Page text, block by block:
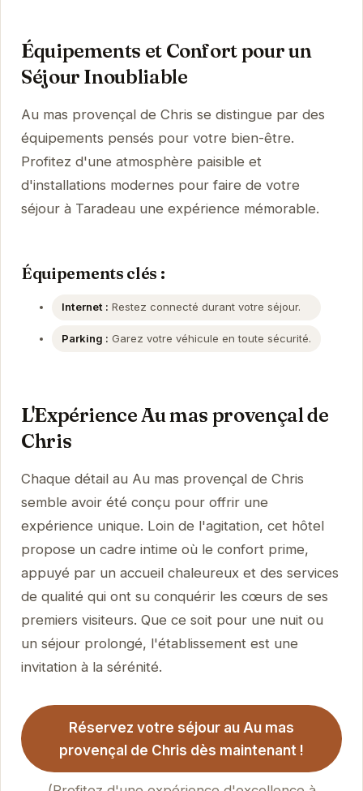
Équipements et Confort pour un
Séjour Inoubliable
Au mas provençal de Chris se distingue par des
équipements pensés pour votre bien-être.
Profitez d'une atmosphère paisible et
d'installations modernes pour faire de votre
séjour à Taradeau une expérience mémorable.
Équipements clés :
Internet : Restez connecté durant votre séjour.
Parking : Garez votre véhicule en toute sécurité.
L'Expérience Au mas provençal de
Chris
Chaque détail au Au mas provençal de Chris
semble avoir été conçu pour offrir une
expérience unique. Loin de l'agitation, cet hôtel
propose un cadre intime où le confort prime,
appuyé par un accueil chaleureux et des services
de qualité qui ont su conquérir les cœurs de ses
premiers visiteurs. Que ce soit pour une nuit ou
un séjour prolongé, l'établissement est une
invitation à la sérénité.
Réservez votre séjour au Au mas
provençal de Chris dès maintenant !